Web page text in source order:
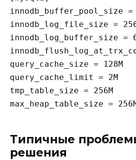
innodb_buffer_pool_size =
innodb_log_file_size =
innodb_log_buffer_size =
query_cache_size = 128M
query_cache_limit = 2M
tmp_table_size = 256M
Типичные
решения